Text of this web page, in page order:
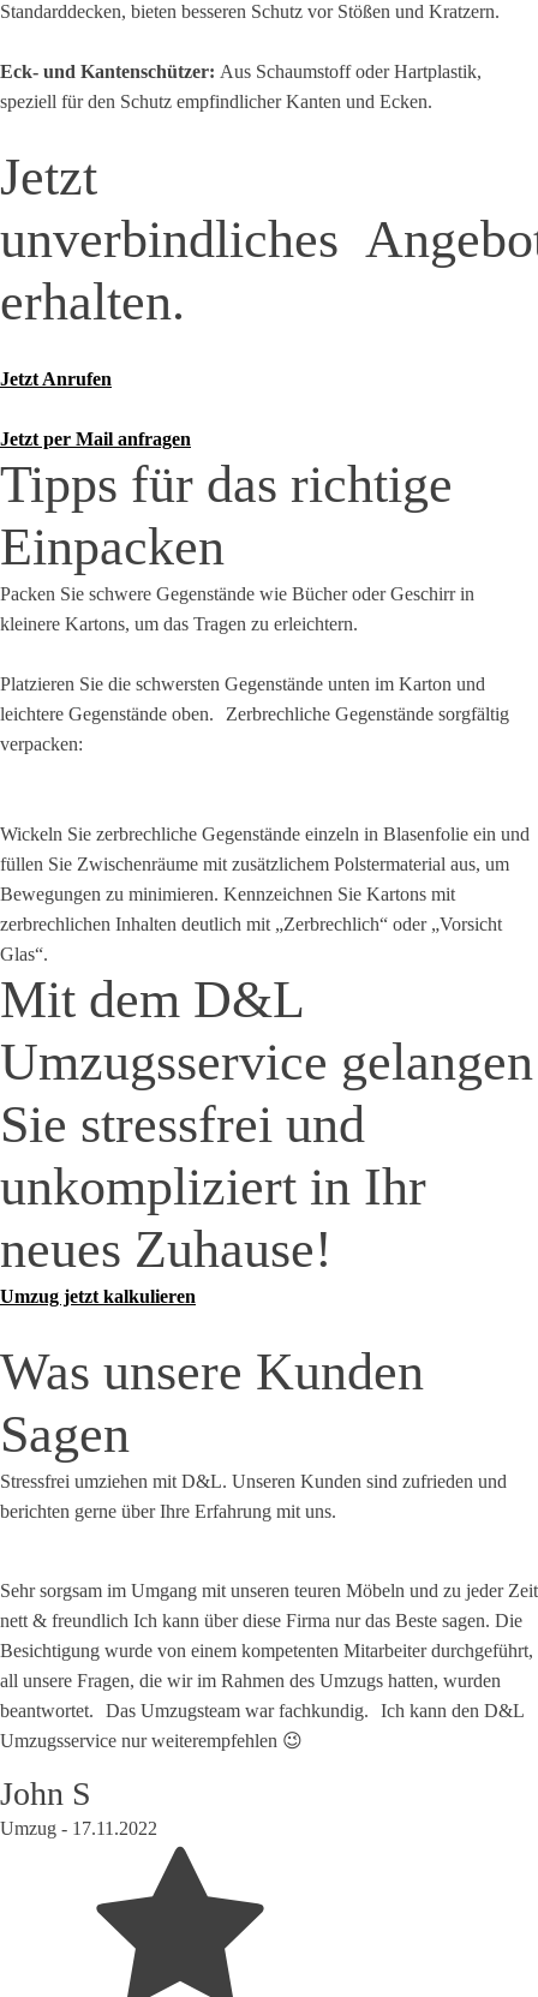
Standarddecken, bieten besseren Schutz vor Stößen und Kratzern.
Eck- und Kantenschützer: Aus Schaumstoff oder Hartplastik,
speziell für den Schutz empfindlicher Kanten und Ecken.
Jetzt
unverbindliches
erhalten.
Jetzt Anrufen
Jetzt per Mail anfragen
Tipps für das richtige
Einpacken
Packen Sie schwere Gegenstände wie Bücher oder Geschirr in
kleinere Kartons, um das Tragen zu erleichtern.
Platzieren Sie die schwersten Gegenstände unten im Karton und
leichtere Gegenstände oben. Zerbrechliche Gegenstände sorgfältig
verpacken:
Wickeln Sie zerbrechliche Gegenstände einzeln in Blasenfolie ein und
füllen Sie Zwischenräume mit zusätzlichem Polstermaterial aus, um
Bewegungen zu minimieren. Kennzeichnen Sie Kartons mit
zerbrechlichen Inhalten deutlich mit „Zerbrechlich“ oder „Vorsicht
Glas“.
Mit dem D&L
Umzugsservice gelangen
Sie stressfrei und
unkompliziert in Ihr
neues Zuhause!
Umzug jetzt kalkulieren
Was unsere Kunden
Sagen
Stressfrei umziehen mit D&L. Unseren Kunden sind zufrieden und
berichten gerne über Ihre Erfahrung mit uns.
Sehr sorgsam im Umgang mit unseren teuren Möbeln und zu jeder Zeit
nett & freundlich Ich kann über diese Firma nur das Beste sagen. Die
Besichtigung wurde von einem kompetenten Mitarbeiter durchgeführt,
all unsere Fragen, die wir im Rahmen des Umzugs hatten, wurden
beantwortet. Das Umzugsteam war fachkundig. Ich kann den D&L
Umzugsservice nur weiterempfehlen 😉
John S
Umzug - 17.11.2022